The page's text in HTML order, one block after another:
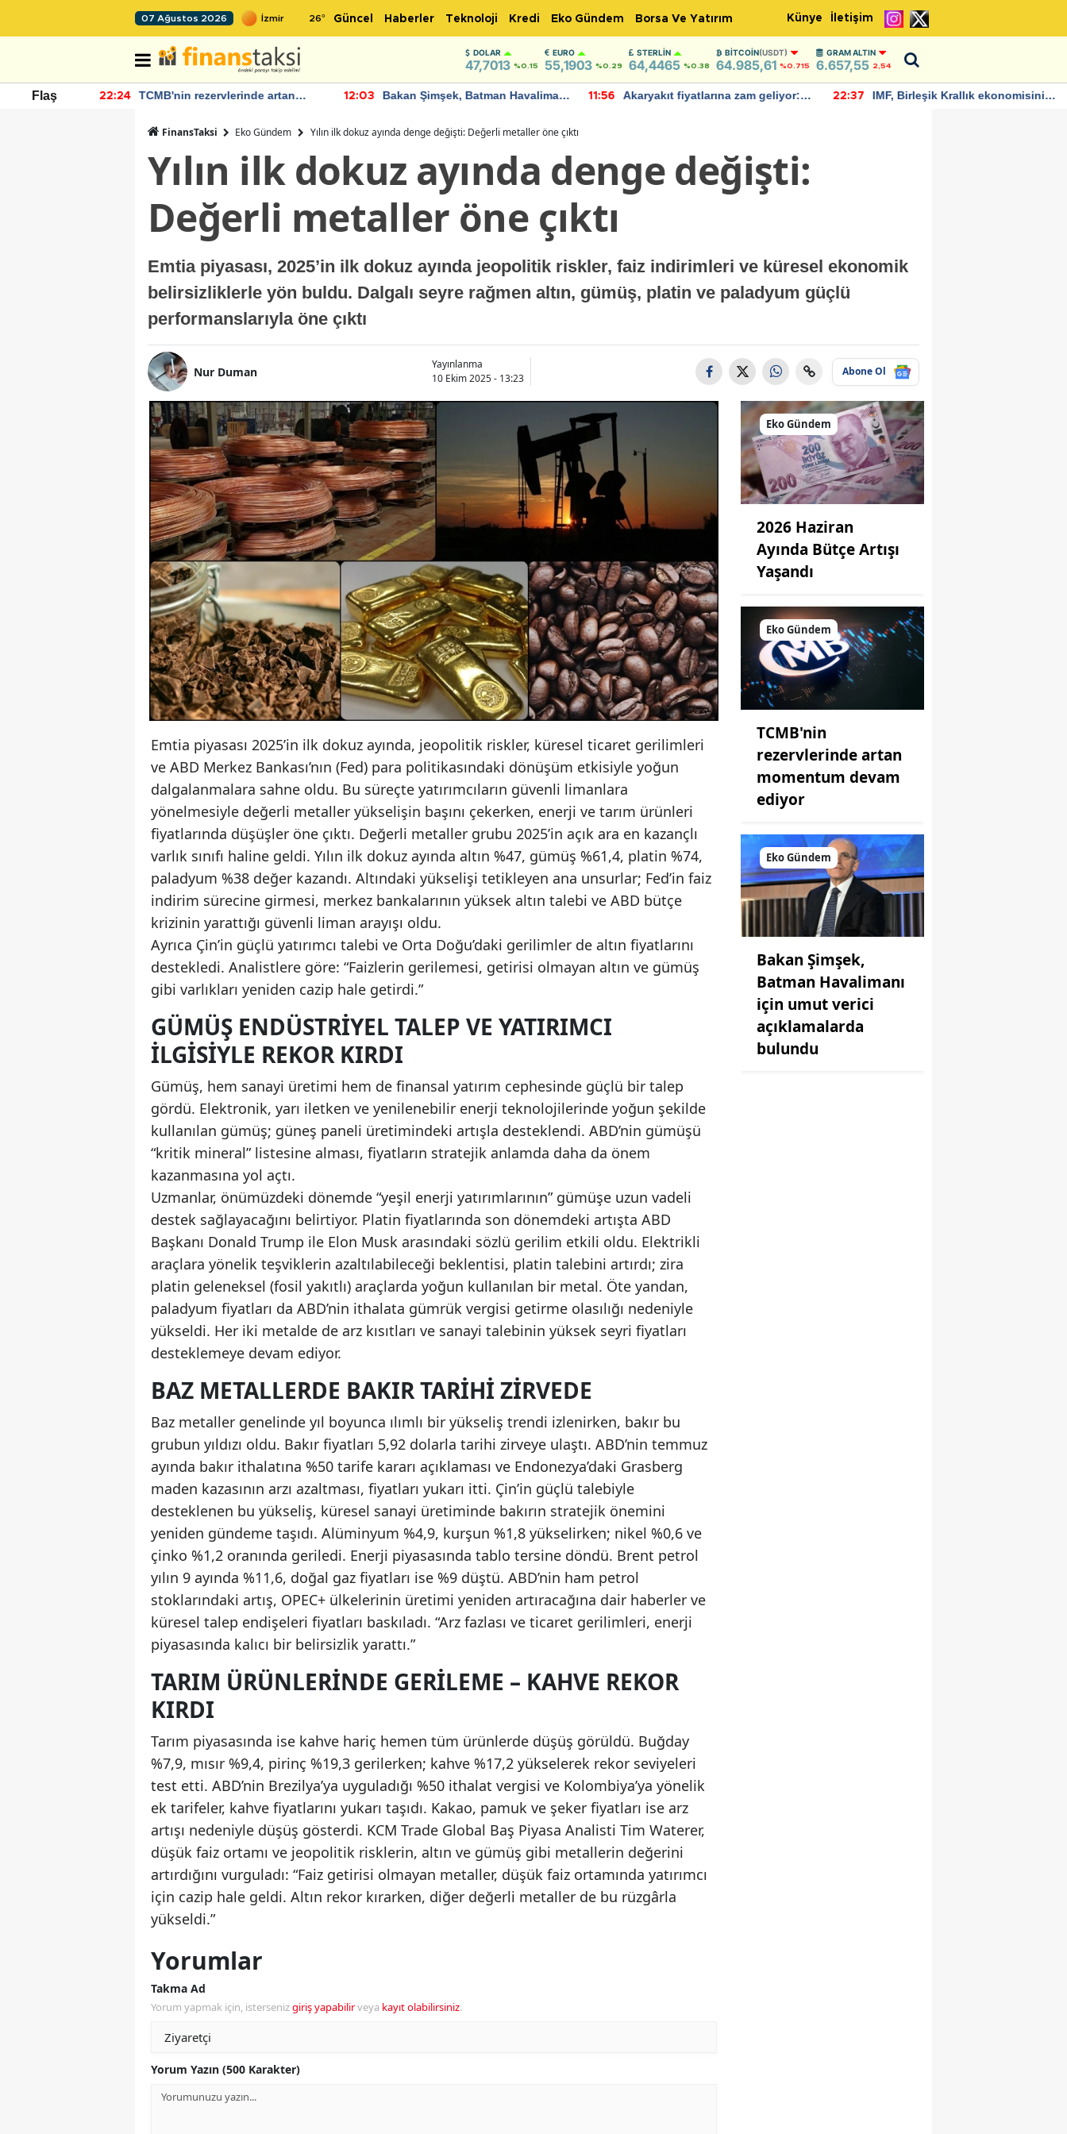
07 Ağustos 2026 26° Güncel Haberler Teknoloji Kredi Eko Gündem Borsa Ve Yatırım Künye İletişim
DOLAR
47,7013 %0.15
EURO
55,1903 %0.29
STERLIN
64,4465 %0.38
BITCOIN(USDT)
64.985,61 %0.715
GRAM ALTIN
6.657,55 2,54
Flaş
Artışı 22:24
TCMB'nin rezervlerinde artan
12:03
Bakan Şimşek, Batman Havalimanı
11:56
Akaryakıt fiyatlarına zam geliyor:
22:37
IMF, Birleşik Krallık ekonomisinin
FinansTaksi Eko Gündem Yılın ilk dokuz ayında denge değişti: Değerli metaller öne çıktı
Yılın ilk dokuz ayında denge değişti:
Değerli metaller öne çıktı
Emtia piyasası, 2025’in ilk dokuz ayında jeopolitik riskler, faiz indirimleri ve küresel ekonomik
belirsizliklerle yön buldu. Dalgalı seyre rağmen altın, gümüş, platin ve paladyum güçlü
performanslarıyla öne çıktı
Nur Duman
Yayınlanma
10 Ekim 2025 - 13:23
Abone Ol
Emtia piyasası 2025’in ilk dokuz ayında, jeopolitik riskler, küresel ticaret gerilimleri
ve ABD Merkez Bankası’nın (Fed) para politikasındaki dönüşüm etkisiyle yoğun
dalgalanmalara sahne oldu. Bu süreçte yatırımcıların güvenli limanlara
yönelmesiyle değerli metaller yükselişin başını çekerken, enerji ve tarım ürünleri
fiyatlarında düşüşler öne çıktı. Değerli metaller grubu 2025’in açık ara en kazançlı
varlık sınıfı haline geldi. Yılın ilk dokuz ayında altın %47, gümüş %61,4, platin %74,
paladyum %38 değer kazandı. Altındaki yükselişi tetikleyen ana unsurlar; Fed’in faiz
indirim sürecine girmesi, merkez bankalarının yüksek altın talebi ve ABD bütçe
krizinin yarattığı güvenli liman arayışı oldu.
Ayrıca Çin’in güçlü yatırımcı talebi ve Orta Doğu’daki gerilimler de altın fiyatlarını
destekledi. Analistlere göre: “Faizlerin gerilemesi, getirisi olmayan altın ve gümüş
gibi varlıkları yeniden cazip hale getirdi.”
GÜMÜŞ ENDÜSTRIYEL TALEP VE YATIRIMCI
İLGISIYLE REKOR KIRDI
Gümüş, hem sanayi üretimi hem de finansal yatırım cephesinde güçlü bir talep
gördü. Elektronik, yarı iletken ve yenilenebilir enerji teknolojilerinde yoğun şekilde
kullanılan gümüş; güneş paneli üretimindeki artışla desteklendi. ABD’nin gümüşü
“kritik mineral” listesine alması, fiyatların stratejik anlamda daha da önem
kazanmasına yol açtı.
Uzmanlar, önümüzdeki dönemde “yeşil enerji yatırımlarının” gümüşe uzun vadeli
destek sağlayacağını belirtiyor. Platin fiyatlarında son dönemdeki artışta ABD
Başkanı Donald Trump ile Elon Musk arasındaki sözlü gerilim etkili oldu. Elektrikli
araçlara yönelik teşviklerin azaltılabileceği beklentisi, platin talebini artırdı; zira
platin geleneksel (fosil yakıtlı) araçlarda yoğun kullanılan bir metal. Öte yandan,
paladyum fiyatları da ABD’nin ithalata gümrük vergisi getirme olasılığı nedeniyle
yükseldi. Her iki metalde de arz kısıtları ve sanayi talebinin yüksek seyri fiyatları
desteklemeye devam ediyor.
BAZ METALLERDE BAKIR TARIHI ZIRVEDE
Baz metaller genelinde yıl boyunca ılımlı bir yükseliş trendi izlenirken, bakır bu
grubun yıldızı oldu. Bakır fiyatları 5,92 dolarla tarihi zirveye ulaştı. ABD’nin temmuz
ayında bakır ithalatına %50 tarife kararı açıklaması ve Endonezya’daki Grasberg
maden kazasının arzı azaltması, fiyatları yukarı itti. Çin’in güçlü talebiyle
desteklenen bu yükseliş, küresel sanayi üretiminde bakırın stratejik önemini
yeniden gündeme taşıdı. Alüminyum %4,9, kurşun %1,8 yükselirken; nikel %0,6 ve
çinko %1,2 oranında geriledi. Enerji piyasasında tablo tersine döndü. Brent petrol
yılın 9 ayında %11,6, doğal gaz fiyatları ise %9 düştü. ABD’nin ham petrol
stoklarındaki artış, OPEC+ ülkelerinin üretimi yeniden artıracağına dair haberler ve
küresel talep endişeleri fiyatları baskıladı. “Arz fazlası ve ticaret gerilimleri, enerji
piyasasında kalıcı bir belirsizlik yarattı.”
TARIM ÜRÜNLERINDE GERILEME – KAHVE REKOR
KIRDI
Tarım piyasasında ise kahve hariç hemen tüm ürünlerde düşüş görüldü. Buğday
%7,9, mısır %9,4, pirinç %19,3 gerilerken; kahve %17,2 yükselerek rekor seviyeleri
test etti. ABD’nin Brezilya’ya uyguladığı %50 ithalat vergisi ve Kolombiya’ya yönelik
ek tarifeler, kahve fiyatlarını yukarı taşıdı. Kakao, pamuk ve şeker fiyatları ise arz
artışı nedeniyle düşüş gösterdi. KCM Trade Global Baş Piyasa Analisti Tim Waterer,
düşük faiz ortamı ve jeopolitik risklerin, altın ve gümüş gibi metallerin değerini
artırdığını vurguladı: “Faiz getirisi olmayan metaller, düşük faiz ortamında yatırımcı
için cazip hale geldi. Altın rekor kırarken, diğer değerli metaller de bu rüzgârla
yükseldi.”
Yorumlar
Takma Ad
Yorum yapmak için, istersenizgiriş yapabilirveya kayıt olabilirsiniz.
Yorum Yazın (500 Karakter)
Eko Gündem
2026 Haziran
Ayında Bütçe Artışı
Yaşandı
Eko Gündem
TCMB'nin
rezervlerinde artan
momentum devam
ediyor
Eko Gündem
Bakan Şimşek,
Batman Havalimanı
için umut verici
açıklamalarda
bulundu